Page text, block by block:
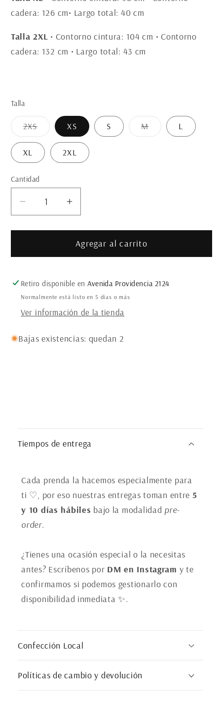
cadera: 126 cm• Largo total: 40 cm
Talla 2XL • Contorno cintura: 104 cm • Contorno
cadera: 132 cm • Largo total: 43 cm
Talla
2XSVariante
agotada
o
no
disponible
XS S MVariante
agotada
L
XL 2XL
Cantidad
Cantidad
Reducir
para
FALDA
LILA
Aumentar
para
MINI
FALDA
LILA
Agregar al carrito
Retiro disponible enAvenida Providencia 2124
Normalmente está listo en 5 días o más
Ver información de la tienda
Bajas existencias: quedan 2
n
e
n
d
d
e
s
p
g
b
Tiempos de entrega
Cada prenda la hacemos especialmente para
ti ♡, por eso nuestras entregas toman entre 5
y 10 días hábiles bajo la modalidad pre-
order.
¿Tienes una ocasión especial o la necesitas
antes? Escríbenos por DM en Instagram y te
confirmamos si podemos gestionarlo con
disponibilidad inmediata ✨.
Confección Local
Políticas de cambio y devolución